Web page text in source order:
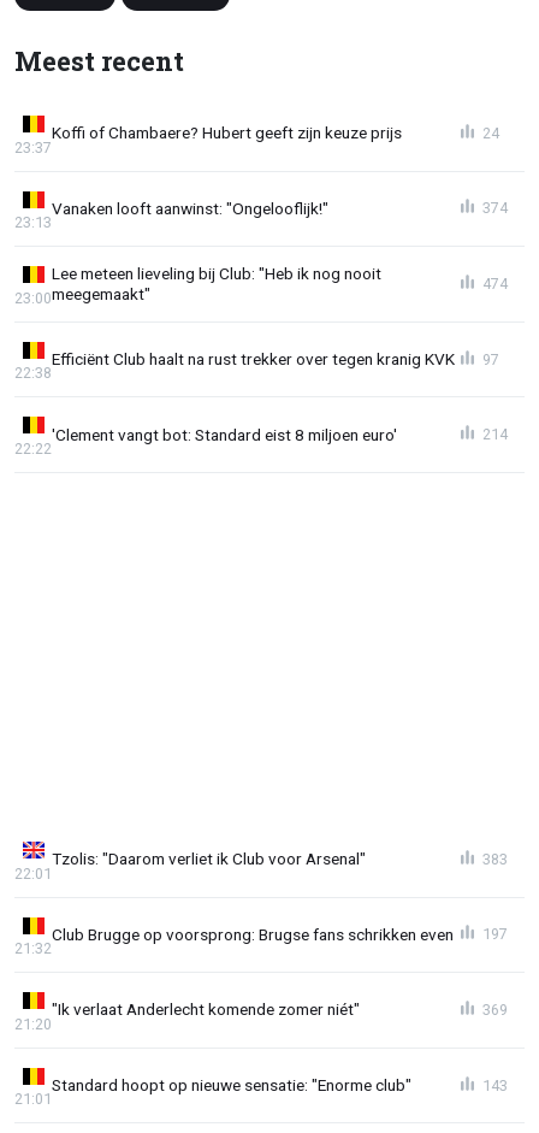
Meest recent
Koffi of Chambaere? Hubert geeft zijn keuze prijs
23:37
24
Vanaken looft aanwinst: "Ongelooflijk!"
23:13
374
Lee meteen lieveling bij Club: "Heb ik nog nooit
meegemaakt"
23:00
474
Efficiënt Club haalt na rust trekker over tegen kranig KVK
22:38
97
'Clement vangt bot: Standard eist 8 miljoen euro'
22:22
214
Tzolis: "Daarom verliet ik Club voor Arsenal"
22:01
383
Club Brugge op voorsprong: Brugse fans schrikken even
21:32
197
"Ik verlaat Anderlecht komende zomer niét"
21:20
369
Standard hoopt op nieuwe sensatie: "Enorme club"
21:01
143